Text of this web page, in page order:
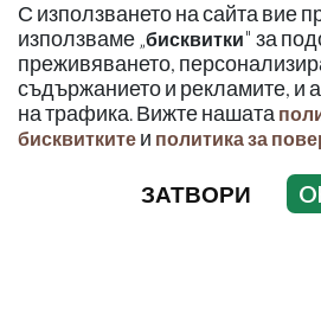
С използването на сайта вие
използваме „бисквитки" за
преживяването,
съдържанието и рекламите, и
на трафика. Вижте нашата
бисквитките и политика за
ЗАТВОРИ